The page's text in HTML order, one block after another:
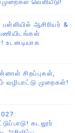
வெளியீடு!
ஆசிரியர் &
உடனடியாக
சிறப்புகள்,
வழிபாட்டு முறைகள்!
கடலூர்